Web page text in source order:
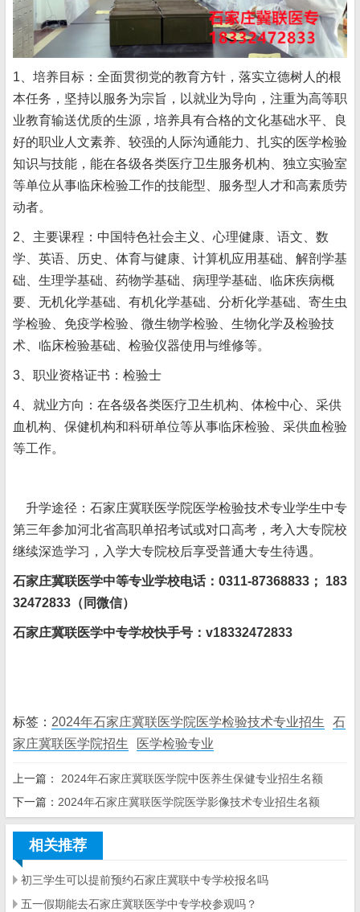
1、培养目标：全面贯彻党的教育方针，落实立德树人的根
本任务，坚持以服务为宗旨，以就业为导向，注重为高等职
业教育输送优质的生源，培养具有合格的文化基础水平、良
好的职业人文素养、较强的人际沟通能力、扎实的医学检验
知识与技能，能在各级各类医疗卫生服务机构、独立实验室
等单位从事临床检验工作的技能型、服务型人才和高素质劳
动者。
2、主要课程：中国特色社会主义、心理健康、语文、数
学、英语、历史、体育与健康、计算机应用基础、解剖学基
础、生理学基础、药物学基础、病理学基础、临床疾病概
要、无机化学基础、有机化学基础、分析化学基础、寄生虫
学检验、免疫学检验、微生物学检验、生物化学及检验技
术、临床检验基础、检验仪器使用与维修等。
3、职业资格证书：检验士
4、就业方向：在各级各类医疗卫生机构、体检中心、采供
血机构、保健机构和科研单位等从事临床检验、采供血检验
等工作。
升学途径：石家庄冀联医学院医学检验技术专业学生中专
第三年参加河北省高职单招考试或对口高考，考入大专院校
继续深造学习，入学大专院校后享受普通大专生待遇。
石家庄冀联医学中等专业学校电话：0311-87368833； 183
32472833（同微信）
石家庄冀联医学中专学校快手号：v18332472833
标签： 2024年石家庄冀联医学院医学检验技术专业招生
石
家庄冀联医学院招生
医学检验专业
上一篇：
2024年石家庄冀联医学院中医养生保健专业招生名额
下一篇： 2024年石家庄冀联医学院医学影像技术专业招生名额
相关推荐
初三学生可以提前预约石家庄冀联中专学校报名吗
五一假期能去石家庄冀联医学中专学校参观吗？